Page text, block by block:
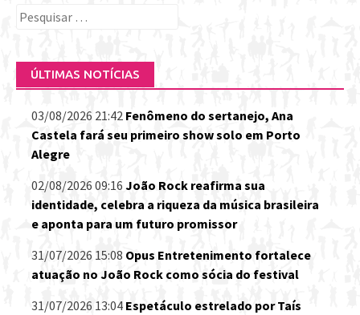
Pesquisar
ÚLTIMAS NOTÍCIAS
03/08/2026 21:42 Fenômeno do sertanejo, Ana
Castela fará seu primeiro show solo em Porto
Alegre
02/08/2026 09:16 João Rock reafirma sua
identidade, celebra a riqueza da música brasileira
e aponta para um futuro promissor
31/07/2026 15:08 Opus Entretenimento fortalece
atuação no João Rock como sócia do festival
31/07/2026 13:04 Espetáculo estrelado por Taís